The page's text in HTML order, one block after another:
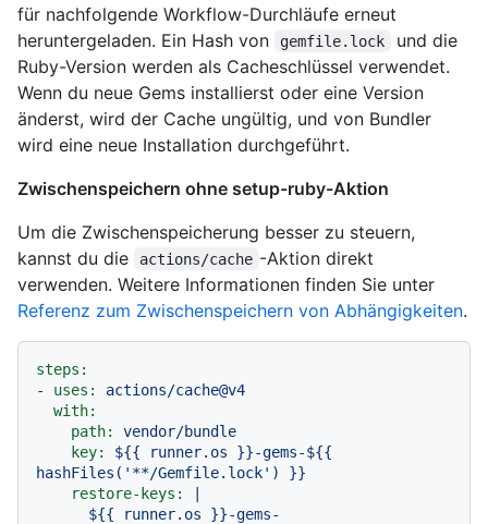
für nachfolgende Workflow-Durchläufe erneut
heruntergeladen. Ein Hash von
gemfile.lock
und die
Ruby-Version werden als Cacheschlüssel verwendet.
Wenn du neue Gems installierst oder eine Version
änderst, wird der Cache ungültig, und von Bundler
wird eine neue Installation durchgeführt.
Zwischenspeichern ohne setup-ruby-Aktion
Um die Zwischenspeicherung besser zu steuern,
kannst du die
actions/cache -Aktion direkt
verwenden. Weitere Informationen finden Sie unter
Referenz zum Zwischenspeichern von Abhängigkeiten.
steps:
-
uses:
actions/cache@v4
with:
path:
vendor/bundle
key:
${{ runner.os
}}-gems-${{
hashFiles('**/Gemfile.lock')
}}
restore-keys: